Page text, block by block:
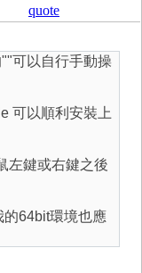
quote
可以自行手動操
可以順利安裝上
左鍵或右鍵之後
64bit環境也應